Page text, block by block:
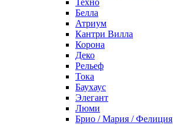
Техно
Белла
Атриум
Кантри Вилла
Корона
Деко
Рельеф
Тока
Баухаус
Элегант
Люми
Брио / Мария / Фелиция